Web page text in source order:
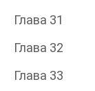
Глава 31
Глава 32
Глава 33